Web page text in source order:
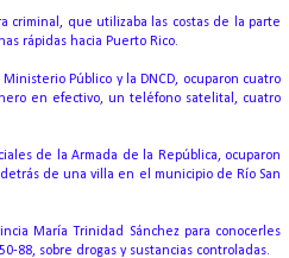
criminal, que utilizaba las costas de la parte
rápidas hacia Puerto Rico.
Público y la DNCD, ocuparon cuatro
en efectivo, un teléfono satelital, cuatro
de la Armada de la República, ocuparon
de una villa en el municipio de Río San
María Trinidad Sánchez para conocerles
88, sobre drogas y sustancias controladas.